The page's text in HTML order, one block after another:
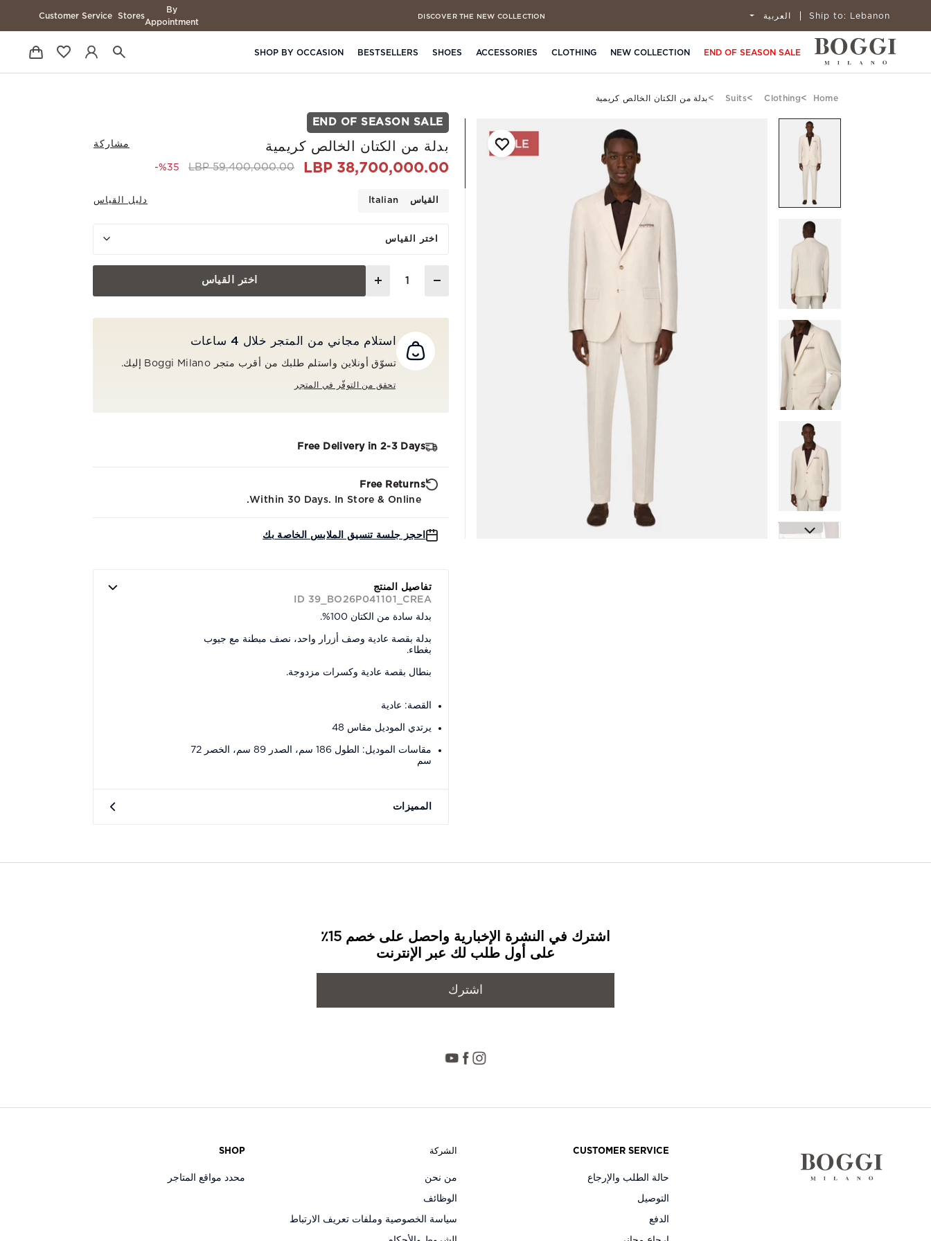
Ship to: Lebanon العربية
FREE CLICK & COLLECT IN 4 HOURS
By
Appointment
Stores
Customer Service
END OF SEASON SALE
NEW COLLECTION
CLOTHING
ACCESSORIES
SHOES
BESTSELLERS
SHOP BY OCCASION
Home
Clothing
Suits بدلة من الكتان الخالص كريمية
END OF SEASON SALE
مشاركة بدلة من الكتان الخالص كريمية
38,700,000.00 LBP
Price reduced from
59,400,000.00 LBP
to 38,700,000.00 LBP
%35-
القياس Italian دليل القياس
اختر القياس
اختر القياس
استلام مجاني من المتجر خلال 4 ساعات
تسوّق أونلاين واستلم طلبك من أقرب متجر Boggi Milano إليك.
تحقق من التوفّر في المتجر
Free Delivery in 2-3 Days
Free Returns
Within 30 Days. In Store & Online.
احجز جلسة تنسيق الملابس الخاصة بك
تفاصيل المنتج
ID 39_BO26P041101_CREA
بدلة سادة من الكتان 100%.
بدلة بقصة عادية وصف أزرار واحد، نصف مبطنة مع جيوب
بغطاء.
بنطال بقصة عادية وكسرات مزدوجة.
القصة: عادية
يرتدي الموديل مقاس 48
مقاسات الموديل: الطول 186 سم، الصدر 89 سم، الخصر 72
سم
المميزات
اشترك في النشرة الإخبارية واحصل على خصم 15٪
على أول طلب لك عبر الإنترنت
اشترك
CUSTOMER SERVICE
حالة الطلب والإرجاع
التوصيل
الدفع
الشركة
من نحن
الوظائف
سياسة الخصوصية وملفات تعريف الارتباط
SHOP
محدد مواقع المتاجر